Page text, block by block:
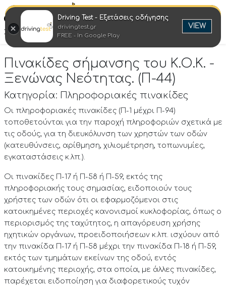
Στροφή στην επιτυχία
Πινακίδες σήμανσης του Κ.Ο.Κ. -
Ξενώνας Νεότητας. (Π-44)
Κατηγορία: Πληροφοριακές πινακίδες
Οι πληροφοριακές πινακίδες (Π-1 μέχρι Π-94)
τοποθετούνται για την παροχή πληροφοριών σχετικά με
τις οδούς, για τη διευκόλυνση των χρηστών των οδών
(κατευθύνσεις, αρίθμηση, χιλιομέτρηση, τοπωνυμίες,
εγκαταστάσεις κ.λπ.).
Οι πινακίδες Π-17 ή Π-58 ή Π-59, εκτός της
πληροφοριακής τους σημασίας, ειδοποιούν τους
χρήστες των οδών ότι οι εφαρμοζόμενοι στις
κατοικημένες περιοχές κανονισμοί κυκλοφορίας, όπως ο
περιορισμός της ταχύτητος, η απαγόρευση χρήσης
ηχητικών οργάνων, προειδοποιήσεων κ.λπ. ισχύουν από
την πινακίδα Π-17 ή Π-58 μέχρι την πινακίδα Π-18 ή Π-59,
εκτός των τμημάτων εκείνων της οδού, εντός
κατοικημένης περιοχής, στα οποία, με άλλες πινακίδες,
παρέχεται ειδοποίηση για διαφορετικούς τυχόν
Driving Test - Εξετάσεις οδήγησης
drivingtest.gr
FREE - In Google Play
VIEW